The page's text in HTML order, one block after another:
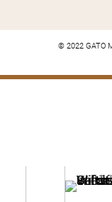
© 2022 GATO